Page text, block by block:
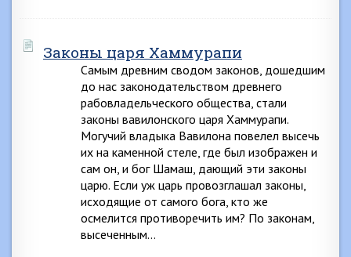
Законы царя Хаммурапи
Самым древним сводом законов, дошедшим
до нас законодательством древнего
рабовладельческого общества, стали
законы вавилонского царя Хаммурапи.
Могучий владыка Вавилона повелел высечь
их на каменной стеле, где был изображен и
сам он, и бог Шамаш, дающий эти законы
царю. Если уж царь провозглашал законы,
исходящие от самого бога, кто же
осмелится противоречить им? По законам,
высеченным…